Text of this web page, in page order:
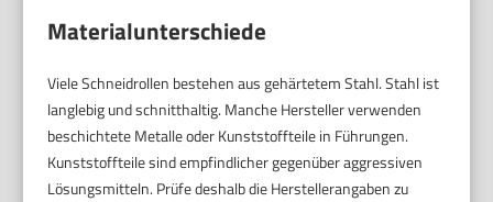
Materialunterschiede
Viele Schneidrollen bestehen aus gehärtetem Stahl. Stahl ist
langlebig und schnitthaltig. Manche Hersteller verwenden
beschichtete Metalle oder Kunststoffteile in Führungen.
Kunststoffteile sind empfindlicher gegenüber aggressiven
Lösungsmitteln. Prüfe deshalb die Herstellerangaben zu